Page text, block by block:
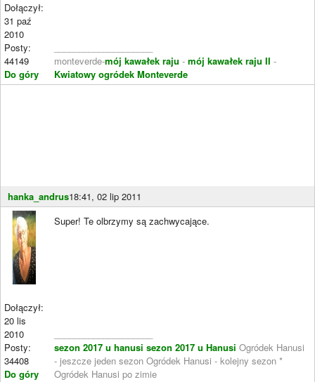
Dołączył:
31 paź
2010
Posty:
44149
Do góry
monteverde-mój kawałek raju - mój kawałek raju II -
Kwiatowy ogródek Monteverde
hanka_andrus18:41, 02 lip 2011
Dołączył:
20 lis
2010
Posty:
34408
Do góry
Super! Te olbrzymy są zachwycające.
sezon 2017 u hanusi sezon 2017 u Hanusi Ogródek Hanusi
- jeszcze jeden sezon Ogródek Hanusi - kolejny sezon *
Ogródek Hanusi po zimie